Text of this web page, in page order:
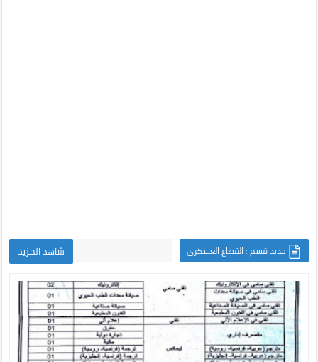
جديد قسم : القطاع العسكري شاهد المزيد